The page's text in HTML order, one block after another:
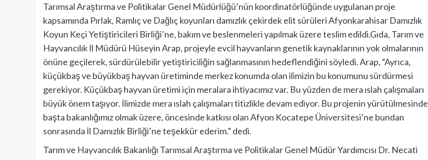
Tarımsal Araştırma ve Politikalar Genel Müdürlüğü’nün koordinatörlüğünde uygulanan proje
kapsamında Pırlak, Ramlıç ve Dağlıç koyunları damızlık çekirdek elit sürüleri Afyonkarahisar Damızlık
Koyun Keçi Yetiştiricileri Birliği’ne, bakım ve beslenmeleri yapılmak üzere teslim edildi.Gıda, Tarım ve
Hayvancılık İl Müdürü Hüseyin Arap, projeyle evcil hayvanların genetik kaynaklarının yok olmalarının
önüne geçilerek, sürdürülebilir yetiştiriciliğin sağlanmasının hedeflendiğini söyledi. Arap, “Ayrıca,
küçükbaş ve büyükbaş hayvan üretiminde merkez konumda olan ilimizin bu konumunu sürdürmesi
gerekiyor. Küçükbaş hayvan üretimi için meralara ihtiyacımız var. Bu yüzden de mera ıslah çalışmaları
büyük önem taşıyor. İlimizde mera ıslah çalışmaları titizlikle devam ediyor. Bu projenin yürütülmesinde
başta bakanlığımız olmak üzere, öncesinde katkısı olan Afyon Kocatepe Üniversitesi’ne bundan
sonrasında İl Damızlık Birliği’ne teşekkür ederim.” dedi.
Tarım ve Hayvancılık Bakanlığı Tarımsal Araştırma ve Politikalar Genel Müdür Yardımcısı Dr. Necati